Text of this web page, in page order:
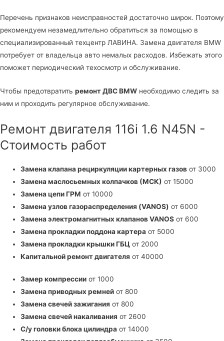
Перечень признаков неисправностей достаточно широк. Поэтому
рекомендуем незамедлительно обратиться за помощью в
специализированный техцентр ЛАВИНА. Замена двигателя BMW
потребует от владельца авто немалых расходов. Избежать этого
поможет периодический техосмотр и обслуживание.
Чтобы предотвратить ремонт ДВС BMW необходимо следить за
ним и проходить регулярное обслуживание.
Ремонт двигателя 116i 1.6 N45N -
Стоимость работ
Замена клапана рециркуляции картерных газов от 3000
Замена маслосьемных колпачков (МСК) от 15000
Замена цепи ГРМ от 10000
Замена узлов газораспределения (VANOS) от 6000
Замена электромагнитных клапанов VANOS от 600
Замена прокладки поддона картера от 5000
Замена прокладки крышки ГБЦ от 2000
Капитальной ремонт двигателя от 40000
Замер компрессии от 1000
Замена приводных ремней от 800
Замена свечей зажигания от 800
Замена свечей накаливания от 2600
С/у головки блока цилиндра от 14000